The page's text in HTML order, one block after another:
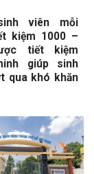
viên mỗi
kiệm 1000 –
tiết kiệm
giúp sinh
qua khó khăn